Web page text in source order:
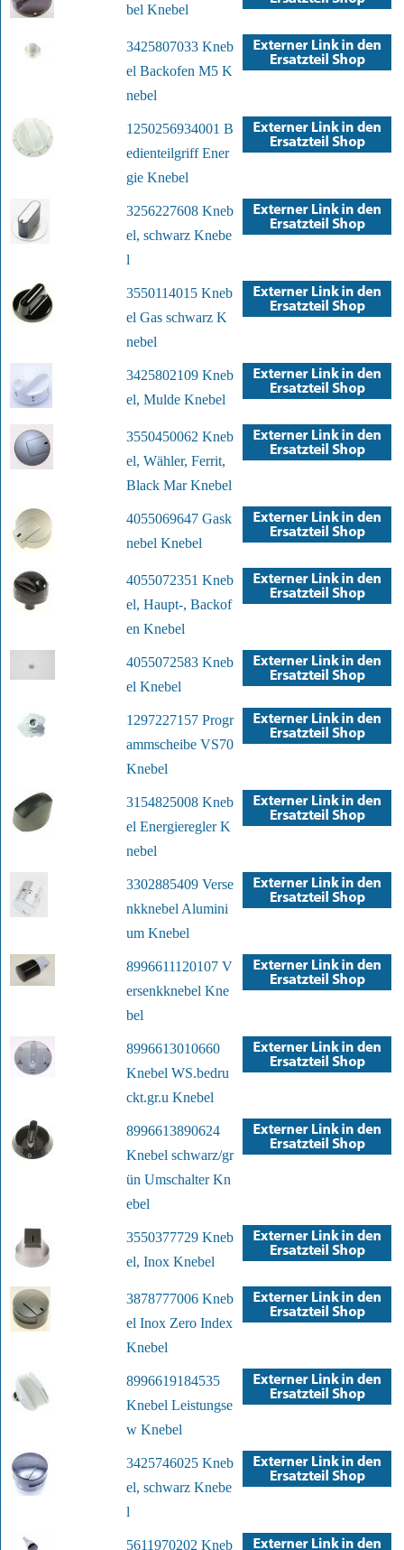
bel Knebel
3425807033 Kneb
el Backofen M5 K
nebel
1250256934001 B
edienteilgriff Ener
gie Knebel
3256227608 Kneb
el, schwarz Knebe
l
3550114015 Kneb
el Gas schwarz K
nebel
3425802109 Kneb
el, Mulde Knebel
3550450062 Kneb
el, Wähler, Ferrit,
Black Mar Knebel
4055069647 Gask
nebel Knebel
4055072351 Kneb
el, Haupt-, Backof
en Knebel
4055072583 Kneb
el Knebel
1297227157 Progr
ammscheibe VS70
Knebel
3154825008 Kneb
el Energieregler K
nebel
3302885409 Verse
nkknebel Alumini
um Knebel
8996611120107 V
ersenkknebel Kne
bel
8996613010660
Knebel WS.bedru
ckt.gr.u Knebel
8996613890624
Knebel schwarz/gr
ün Umschalter Kn
ebel
3550377729 Kneb
el, Inox Knebel
3878777006 Kneb
el Inox Zero Index
Knebel
8996619184535
Knebel Leistungse
w Knebel
3425746025 Kneb
el, schwarz Knebe
l
5611970202 Kneb